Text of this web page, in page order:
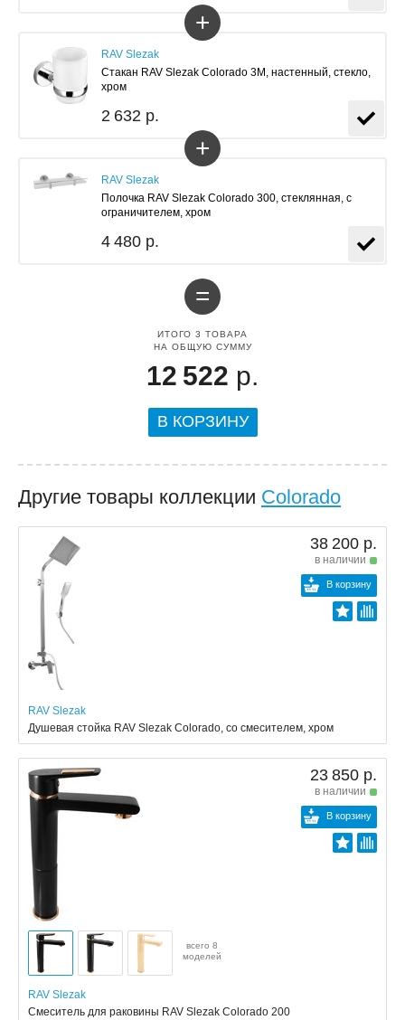
+
RAV Slezak
Стакан RAV Slezak Colorado 3M, настенный, стекло,
хром
2 632 р.
+
RAV Slezak
Полочка RAV Slezak Colorado 300, стеклянная, с
ограничителем, хром
4 480 р.
=
ИТОГО 3 ТОВАРА
НА ОБЩУЮ СУММУ
12 522 р.
В КОРЗИНУ
Другие товары коллекции Colorado
38 200 р.
в наличии
В корзину
RAV Slezak
Душевая стойка RAV Slezak Colorado, со смесителем, хром
23 850 р.
в наличии
В корзину
всего 8
моделей
RAV Slezak
Смеситель для раковины RAV Slezak Colorado 200